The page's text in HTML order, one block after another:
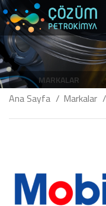
MARKALAR
Ana Sayfa Markalar